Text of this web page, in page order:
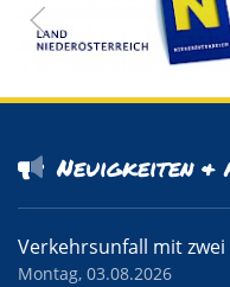
Neuigkeiten
Verkehrsunfall mit
Montag, 03.08.2026